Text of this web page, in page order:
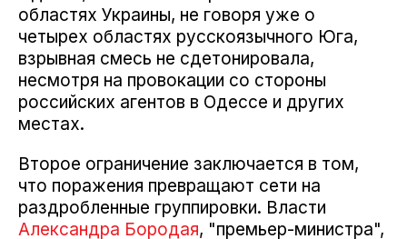
областях Украины, не говоря уже о
четырех областях русскоязычного Юга,
взрывная смесь не сдетонировала,
несмотря на провокации со стороны
российских агентов в Одессе и других
местах.
Второе ограничение заключается в том,
что поражения превращают сети на
раздробленные группировки. Власти
Александра Бородая, "премьер-министра",